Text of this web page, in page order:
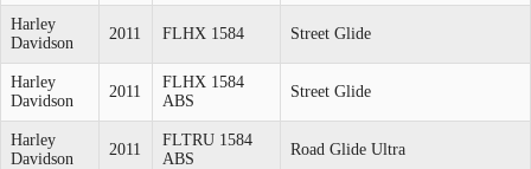
Harley
Davidson
2011 FLHX 1584 Street Glide
Harley
Davidson
2011
FLHX 1584
ABS
Street Glide
Harley
Davidson
2011
FLTRU 1584
ABS
Road Glide Ultra